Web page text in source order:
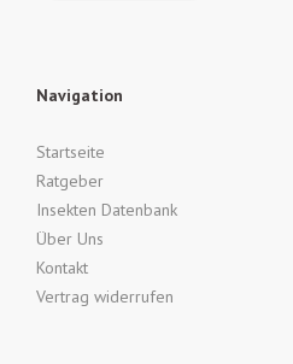
Navigation
Startseite
Ratgeber
Insekten Datenbank
Über Uns
Kontakt
Vertrag widerrufen